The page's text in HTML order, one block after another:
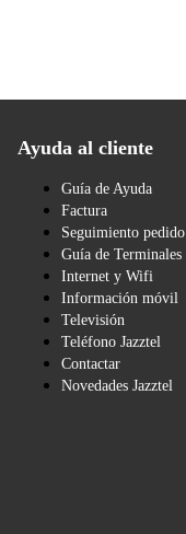
Ayuda al cliente
Guía de Ayuda
Factura
Seguimiento pedido
Guía de Terminales
Internet y Wifi
Información móvil
Televisión
Teléfono Jazztel
Contactar
Novedades Jazztel